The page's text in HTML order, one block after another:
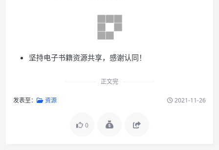
坚持电子书籍资源共享，感谢认同！
正文完
发表至： 资源 2021-11-26
0